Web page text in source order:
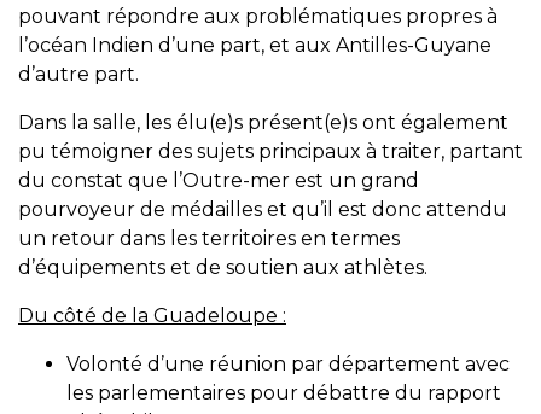
pouvant répondre aux problématiques propres à
l’océan Indien d’une part, et aux Antilles-Guyane
d’autre part.
Dans la salle, les élu(e)s présent(e)s ont également
pu témoigner des sujets principaux à traiter, partant
du constat que l’Outre-mer est un grand
pourvoyeur de médailles et qu’il est donc attendu
un retour dans les territoires en termes
d’équipements et de soutien aux athlètes.
Du côté de la Guadeloupe :
Volonté d’une réunion par département avec
les parlementaires pour débattre du rapport